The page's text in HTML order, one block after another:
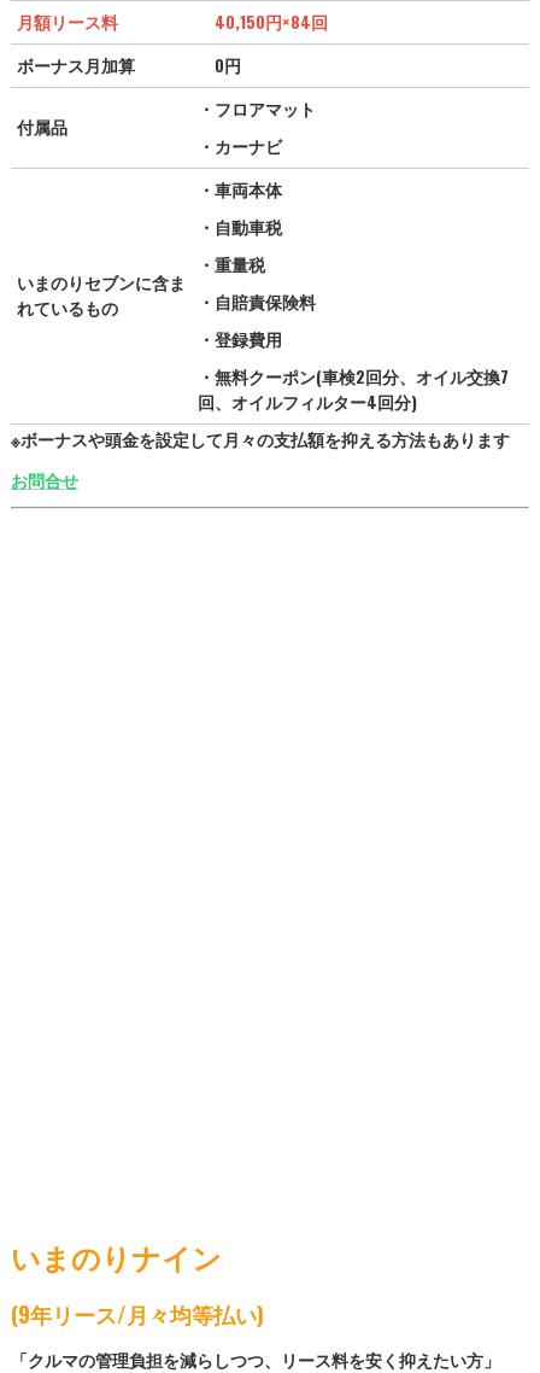
月額リース料
40,150円×84回
ボーナス月加算
0円
付属品
・フロアマット
・カーナビ
いまのりセブンに含ま
れているもの
・車両本体
・自動車税
・重量税
・自賠責保険料
・登録費用
・無料クーポン(車検2回分、オイル交換7
回、オイルフィルター4回分)
※ボーナスや頭金を設定して月々の支払額を抑える方法もあります
お問合せ
いまのりナイン
(9年リース/月々均等払い)
「クルマの管理負担を減らしつつ、リース料を安く抑えたい方」